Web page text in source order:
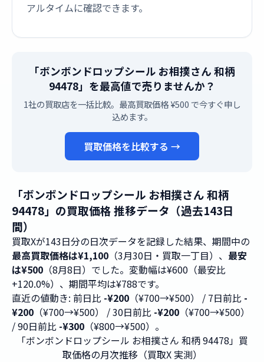
アルタイムに確認できます。
「ボンボンドロップシール お相撲さん 和柄
94478」を最高値で売りませんか？
1社の買取店を一括比較。最高買取価格 ¥500 で今すぐ申し
込めます。
買取価格を比較する →
「ボンボンドロップシール お相撲さん 和柄
94478」の買取価格 推移データ（過去143日
間）
買取Xが143日分の日次データを記録した結果、期間中の
最高買取価格は¥1,100 （3月30日・買取一丁目）、 最安
は¥500 （8月8日）でした。変動幅は¥600（最安比
+120.0%）、期間平均は¥788です。
直近の値動き: 前日比 -¥200 （¥700→¥500） / 7日前比 -
¥200 （¥700→¥500） / 30日前比 -¥200 （¥700→¥500）
/ 90日前比 -¥300 （¥800→¥500）。
「ボンボンドロップシール お相撲さん 和柄 94478」買
取価格の月次推移（買取X 実測）